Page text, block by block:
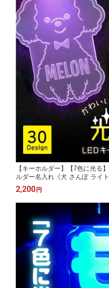
【キーホルダー】【7色に光る
ルダー名入れ《犬 さんぽ ライ
ャーム LED ライト 夜道 交通安
2,200 円